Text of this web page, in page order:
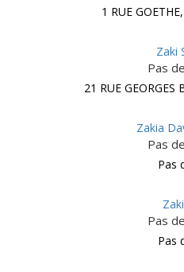
1 RUE
Zaki
Pas
21 RUE GEORGES
Zakia
Pas
Pas
Pas
Pas